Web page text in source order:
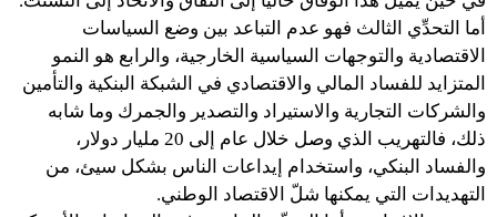
أما التحدِّي الثالث فهو عدم التباعد بين وضع السياسات
الاقتصادية والتوجهات السياسية الخارجية، والرابع هو النمو
المتزايد للفساد المالي والاقتصادي في الشبكة البنكية والتأمين
والشركات التجارية والاستيراد والتصدير والجمرك وما شابه
ذلك، فالتهريب الذي وصل خلال عام إلى 20 مليار دولار،
والفساد البنكي، واستخدام إيداعات الناس بشكل سيئ، من
التهديدات التي يمكنها شلّ الاقتصاد الوطني.